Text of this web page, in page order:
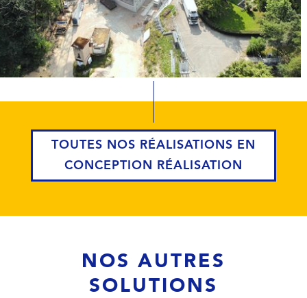
TOUTES NOS RÉALISATIONS EN
CONCEPTION RÉALISATION
NOS AUTRES
SOLUTIONS